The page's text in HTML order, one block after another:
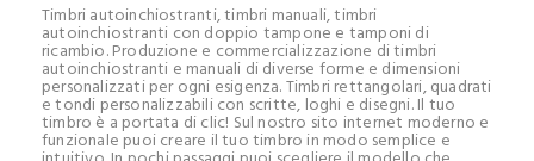
Timbri autoinchiostranti, timbri manuali, timbri
autoinchiostranti con doppio tampone e tamponi di
ricambio. Produzione e commercializzazione di timbri
autoinchiostranti e manuali di diverse forme e dimensioni
personalizzati per ogni esigenza. Timbri rettangolari, quadrati
e tondi personalizzabili con scritte, loghi e disegni. Il tuo
timbro è a portata di clic! Sul nostro sito internet moderno e
funzionale puoi creare il tuo timbro in modo semplice e